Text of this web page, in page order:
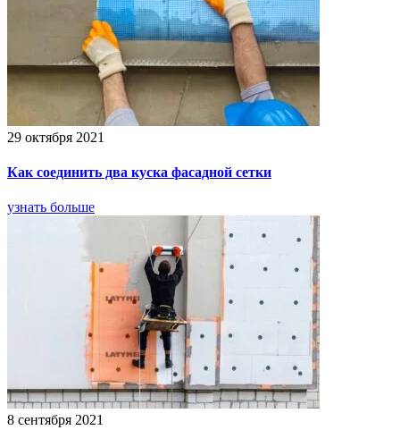
29 октября 2021
Как соединить два куска фасадной сетки
узнать больше
8 сентября 2021